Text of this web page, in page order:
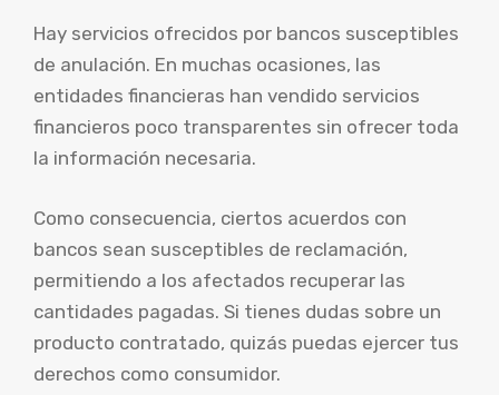
Hay servicios ofrecidos por bancos susceptibles
de anulación. En muchas ocasiones, las
entidades financieras han vendido servicios
financieros poco transparentes sin ofrecer toda
la información necesaria.
Como consecuencia, ciertos acuerdos con
bancos sean susceptibles de reclamación,
permitiendo a los afectados recuperar las
cantidades pagadas. Si tienes dudas sobre un
producto contratado, quizás puedas ejercer tus
derechos como consumidor.